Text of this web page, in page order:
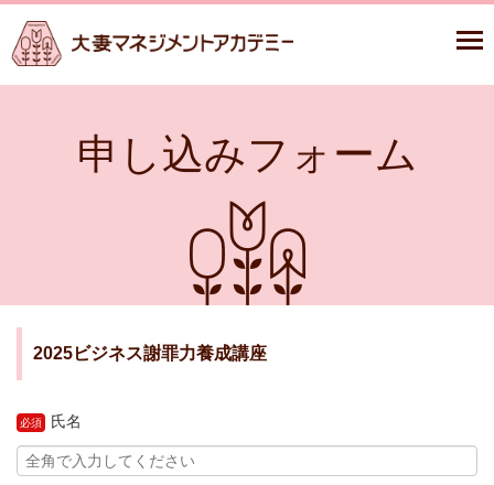
申し込みフォーム
2025ビジネス謝罪力養成講座
必須 氏名